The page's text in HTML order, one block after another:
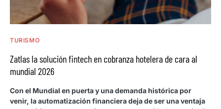
TURISMO
Zatlas la solución fintech en cobranza hotelera de cara al
mundial 2026
Con el Mundial en puerta y una demanda histórica por
venir, la automatización financiera deja de ser una ventaja